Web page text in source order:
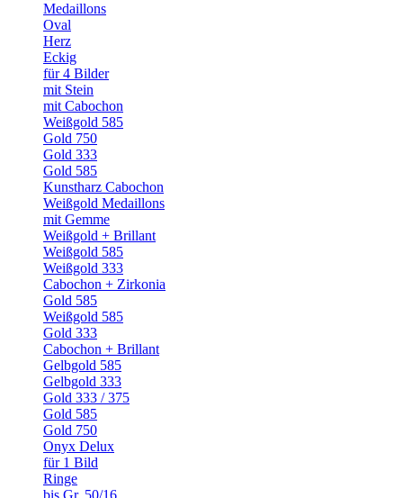
Medaillons
Oval
Herz
Eckig
für 4 Bilder
mit Stein
mit Cabochon
Weißgold 585
Gold 750
Gold 333
Gold 585
Kunstharz Cabochon
Weißgold Medaillons
mit Gemme
Weißgold + Brillant
Weißgold 585
Weißgold 333
Cabochon + Zirkonia
Gold 585
Weißgold 585
Gold 333
Cabochon + Brillant
Gelbgold 585
Gelbgold 333
Gold 333 / 375
Gold 585
Gold 750
Onyx Delux
für 1 Bild
Ringe